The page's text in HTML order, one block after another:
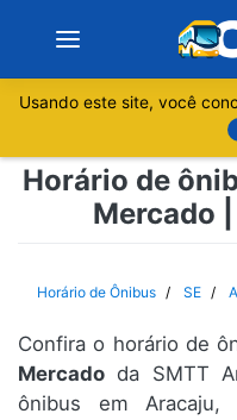
Sobre
Rio de Janeiro
Usando este site, você
Horário de
Mercado
Horário de Ônibus SE
Confira o horário de
Mercado da SMTT
ônibus em